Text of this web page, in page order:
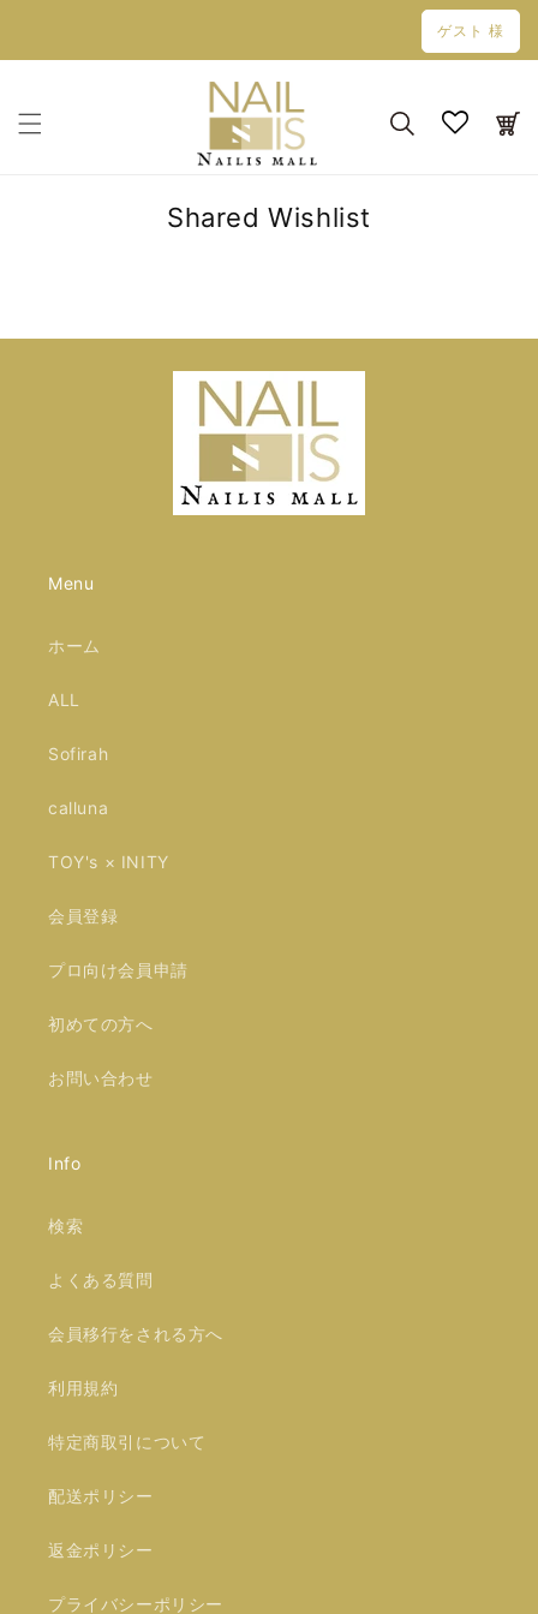
ゲスト 様
ー
Shared Wishlist
Menu
ホーム
ALL
Sofirah
calluna
TOY's × INITY
会員登録
プロ向け会員申請
初めての方へ
お問い合わせ
Info
検索
よくある質問
会員移行をされる方へ
利用規約
特定商取引について
配送ポリシー
返金ポリシー
プライバシーポリシー